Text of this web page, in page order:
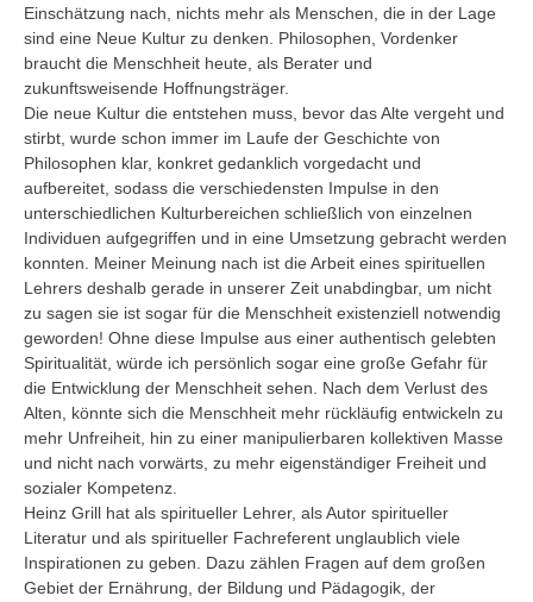
Einschätzung nach, nichts mehr als Menschen, die in der Lage
sind eine Neue Kultur zu denken. Philosophen, Vordenker
braucht die Menschheit heute, als Berater und
zukunftsweisende Hoffnungsträger.
Die neue Kultur die entstehen muss, bevor das Alte vergeht und
stirbt, wurde schon immer im Laufe der Geschichte von
Philosophen klar, konkret gedanklich vorgedacht und
aufbereitet, sodass die verschiedensten Impulse in den
unterschiedlichen Kulturbereichen schließlich von einzelnen
Individuen aufgegriffen und in eine Umsetzung gebracht werden
konnten. Meiner Meinung nach ist die Arbeit eines spirituellen
Lehrers deshalb gerade in unserer Zeit unabdingbar, um nicht
zu sagen sie ist sogar für die Menschheit existenziell notwendig
geworden! Ohne diese Impulse aus einer authentisch gelebten
Spiritualität, würde ich persönlich sogar eine große Gefahr für
die Entwicklung der Menschheit sehen. Nach dem Verlust des
Alten, könnte sich die Menschheit mehr rückläufig entwickeln zu
mehr Unfreiheit, hin zu einer manipulierbaren kollektiven Masse
und nicht nach vorwärts, zu mehr eigenständiger Freiheit und
sozialer Kompetenz.
Heinz Grill hat als spiritueller Lehrer, als Autor spiritueller
Literatur und als spiritueller Fachreferent unglaublich viele
Inspirationen zu geben. Dazu zählen Fragen auf dem großen
Gebiet der Ernährung, der Bildung und Pädagogik, der